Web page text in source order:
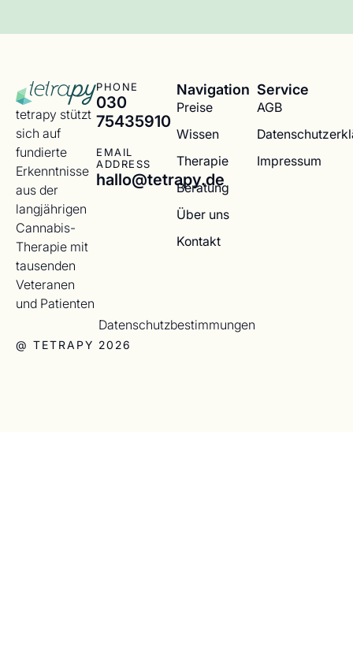
tetrapy stützt
sich auf
fundierte
Erkenntnisse
aus der
langjährigen
Cannabis-
Therapie mit
tausenden
Veteranen
und Patienten
PHONE
030
75435910
EMAIL
ADDRESS
hallo@tetrapy.de
Navigation
Preise
Wissen
Therapie
Beratung
Über uns
Kontakt
Service
AGB
Impressum
@ TETRAPY 2026
Datenschutzbestimmungen